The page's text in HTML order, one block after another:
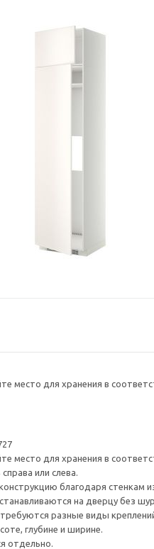
место для хранения в
место для хранения в
или слева.
благодаря стенкам
на дверцу без
требуются разные виды
глубине и ширине.
отдельно.